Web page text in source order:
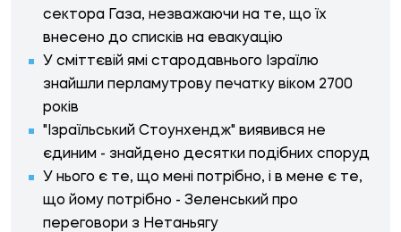
сектора Газа, незважаючи на те, що їх
внесено до списків на евакуацію
У сміттєвій ямі стародавнього Ізраїлю
знайшли перламутрову печатку віком 2700
років
"Ізраїльський Стоунхендж" виявився не
єдиним - знайдено десятки подібних споруд
У нього є те, що мені потрібно, і в мене є те,
що йому потрібно - Зеленський про
переговори з Нетаньягу